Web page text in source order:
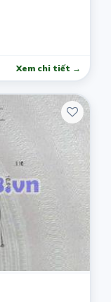
Xem chi tiết →